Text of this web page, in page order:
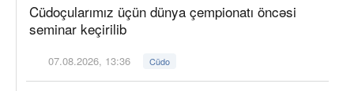
Cüdoçularımız üçün dünya çempionatı öncəsi
seminar keçirilib
07.08.2026, 13:36 Cüdo